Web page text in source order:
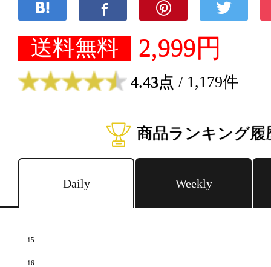
送料無料 2,999円
4.43点 / 1,179件
商品ランキング履
Daily Weekly
15
16